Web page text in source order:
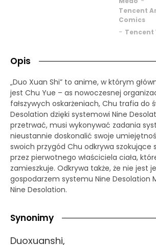
Tencent
Comics
- Tencent
Opis
„Duo Xuan Shi” to anime, w którym
jest Chu Yue – as nowoczesnej
fałszywych oskarżeniach, Chu trafia do
Desolation dzięki systemowi Nine
przetrwać, musi wykonywać zadania
nieustannie doskonalić swoje
swoich przygód Chu odkrywa szokujące
przez pierwotnego właściciela ciała,
zamieszkuje. Odkrywa także, że nie jest
gospodarzem systemu Nine Desolation
Nine Desolation.
Synonimy
Duoxuanshi,